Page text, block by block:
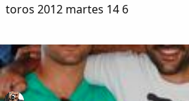
toros 2012 martes 14 6